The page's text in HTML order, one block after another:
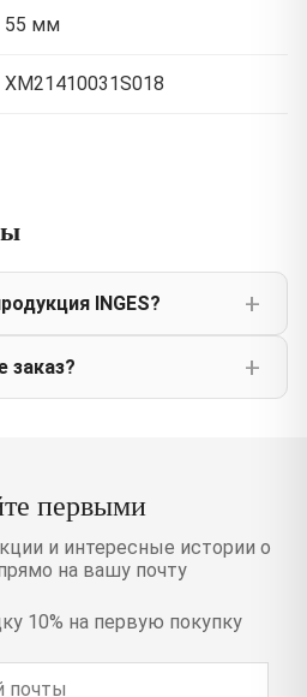
55 мм
XM21410031S018
INGES?
заказ?
первыми
и интересные истории о
на вашу почту
10% на первую покупку